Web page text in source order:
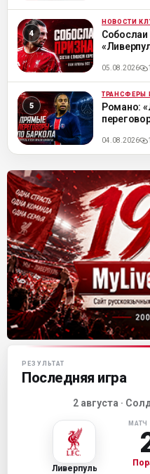
ML НОВОСТИ
Собослаи
05.08.2026
ML ТРАНСФЕРЫ
Романо:
04.08.2026
Матч-центр
РЕЗУЛЬТАТ
Последняя игра
2 августа ·
Ливерпуль
МАТЧ